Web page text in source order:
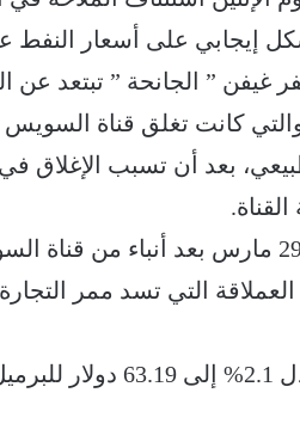
إيجابي على أسعار النفط
” الجانحة ” تبتعد عن
كانت تغلق قناة السويس
وتراجع النفط بأكثر من 2% الاثنين 29 مارس
التي تسد ممر التجارة